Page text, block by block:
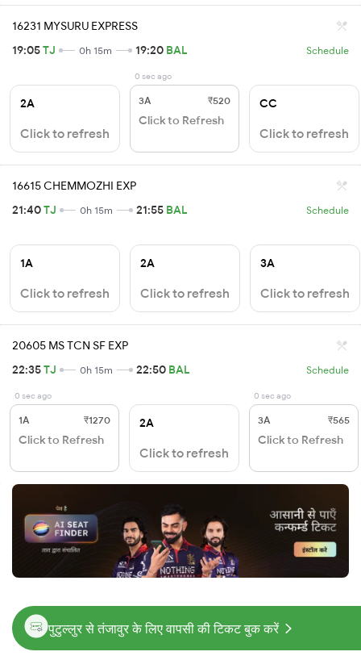
16231 MYSURU EXPRESS
19:05TJ 0h 15m 19:20 BAL Schedule
2A
Click to refresh
0 sec ago
3A ₹520
Click to Refresh
CC
Click to refresh
16615 CHEMMOZHI EXP
21:40TJ 0h 15m 21:55 BAL Schedule
1A
Click to refresh
2A
Click to refresh
3A
Click to refresh
20605 MS TCN SF EXP
22:35TJ 0h 15m 22:50 BAL Schedule
0 sec ago
1A ₹1270
Click to Refresh
2A
Click to refresh
0 sec ago
3A ₹565
Click to Refresh
पुटुल्लुर से तंजावुर के लिए वापसी की टिकट बुक करें